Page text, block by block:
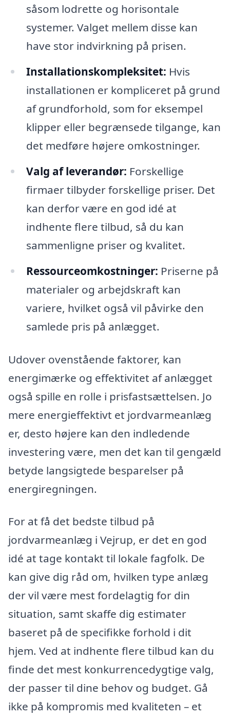
såsom lodrette og horisontale
systemer. Valget mellem disse kan
have stor indvirkning på prisen.
Installationskompleksitet: Hvis
installationen er kompliceret på grund
af grundforhold, som for eksempel
klipper eller begrænsede tilgange, kan
det medføre højere omkostninger.
Valg af leverandør: Forskellige
firmaer tilbyder forskellige priser. Det
kan derfor være en god idé at
indhente flere tilbud, så du kan
sammenligne priser og kvalitet.
Ressourceomkostninger: Priserne på
materialer og arbejdskraft kan
variere, hvilket også vil påvirke den
samlede pris på anlægget.
Udover ovenstående faktorer, kan
energimærke og effektivitet af anlægget
også spille en rolle i prisfastsættelsen. Jo
mere energieffektivt et jordvarmeanlæg
er, desto højere kan den indledende
investering være, men det kan til gengæld
betyde langsigtede besparelser på
energiregningen.
For at få det bedste tilbud på
jordvarmeanlæg i Vejrup, er det en god
idé at tage kontakt til lokale fagfolk. De
kan give dig råd om, hvilken type anlæg
der vil være mest fordelagtig for din
situation, samt skaffe dig estimater
baseret på de specifikke forhold i dit
hjem. Ved at indhente flere tilbud kan du
finde det mest konkurrencedygtige valg,
der passer til dine behov og budget. Gå
ikke på kompromis med kvaliteten – et